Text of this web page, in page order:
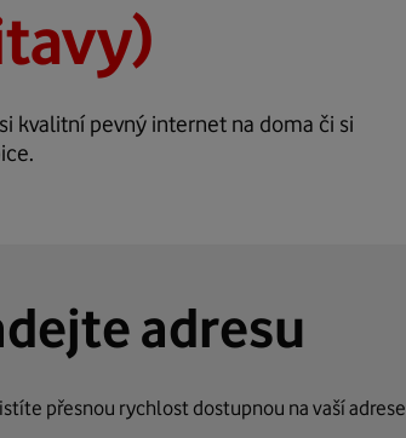
kvalitní pevný internet na doma či si
adresu
přesnou rychlost dostupnou na vaší adrese